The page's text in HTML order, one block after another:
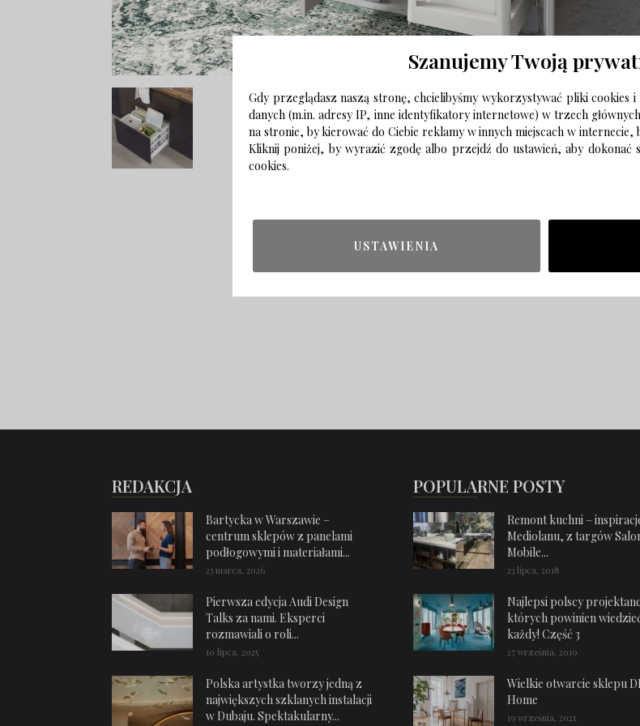
REDAKCJA
Bartycka w Warszawie –
centrum sklepów z panelami
podłogowymi i materiałami...
23 marca, 2026
Pierwsza edycja Audi Design
Talks za nami. Eksperci
rozmawiali o roli...
10 lipca, 2025
Polska artystka tworzy jedną z
największych szklanych instalacji
w Dubaju. Spektakularny...
POPULARNE POSTY
Remont kuchni –
Mediolanu, z targów
Mobile...
23 lipca, 2018
Najlepsi polscy
których powinien
każdy! Część 3
27 września, 2019
Wielkie otwarcie sklepu
Home
19 września, 2021
Szanujemy Twoją
Gdy przeglądasz naszą stronę, chcielibyśmy wykorzystywać pliki cookies
danych (m.in. adresy IP, inne identyfikatory internetowe) w trzech
na stronie, by kierować do Ciebie reklamy w innych miejscach w internecie,
Kliknij poniżej, by wyrazić zgodę albo przejdź do ustawień, aby dokonać
cookies.
USTAWIENIA